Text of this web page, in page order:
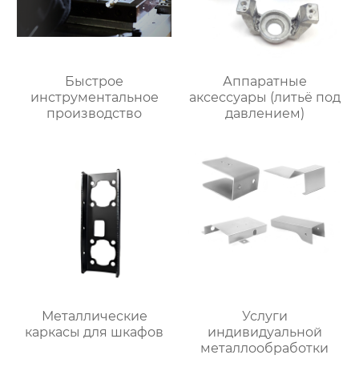
Быстрое
инструментальное
производство
Аппаратные
аксессуары (литьё под
давлением)
Металлические
каркасы для шкафов
Услуги
индивидуальной
металлообработки